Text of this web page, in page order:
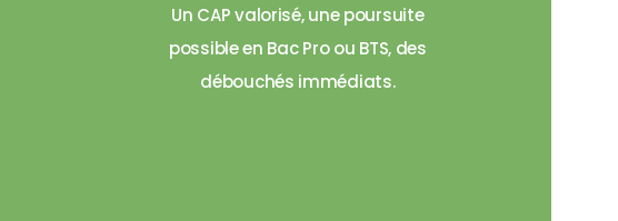
Un CAP valorisé, une poursuite
possible en Bac Pro ou BTS, des
débouchés immédiats.